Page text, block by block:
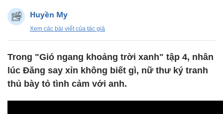
Huyền My
Xem các bài viết của tác giả
Trong "Gió ngang khoảng trời xanh" tập 4, nhân
lúc Đăng say xỉn không biết gì, nữ thư ký tranh
thủ bày tỏ tình cảm với anh.